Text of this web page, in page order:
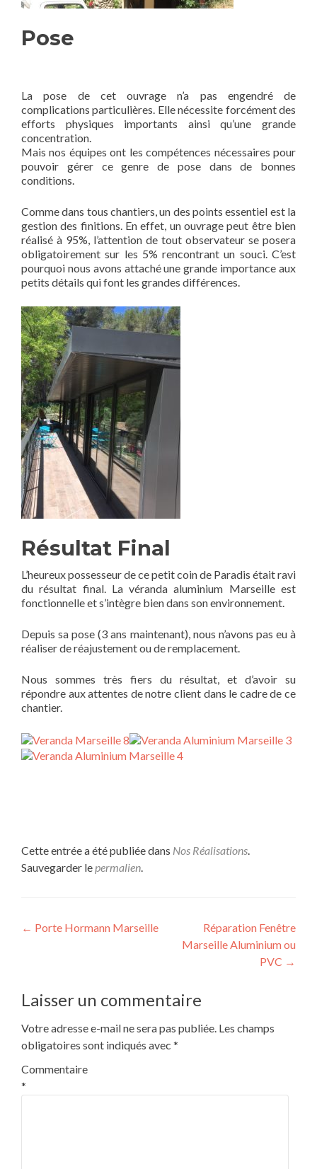
Pose
La pose de cet ouvrage n’a pas engendré de
complications particulières. Elle nécessite forcément des
efforts physiques importants ainsi qu’une grande
concentration.
Mais nos équipes ont les compétences nécessaires pour
pouvoir gérer ce genre de pose dans de bonnes
conditions.
Comme dans tous chantiers, un des points essentiel est la
gestion des finitions. En effet, un ouvrage peut être bien
réalisé à 95%, l’attention de tout observateur se posera
obligatoirement sur les 5% rencontrant un souci. C’est
pourquoi nous avons attaché une grande importance aux
petits détails qui font les grandes différences.
Résultat Final
L’heureux possesseur de ce petit coin de Paradis était ravi
du résultat final. La véranda aluminium Marseille est
fonctionnelle et s’intègre bien dans son environnement.
Depuis sa pose (3 ans maintenant), nous n’avons pas eu à
réaliser de réajustement ou de remplacement.
Nous sommes très fiers du résultat, et d’avoir su
répondre aux attentes de notre client dans le cadre de ce
chantier.
Cette entrée a été publiée dans Nos Réalisations.
Sauvegarder lepermalien.
Navigation
← Porte Hormann Marseille
Réparation Fenêtre
Marseille Aluminium ou
PVC →
Laisser un commentaire
Votre adresse e-mail ne sera pas publiée. Les champs
obligatoires sont indiqués avec *
Commentaire
*